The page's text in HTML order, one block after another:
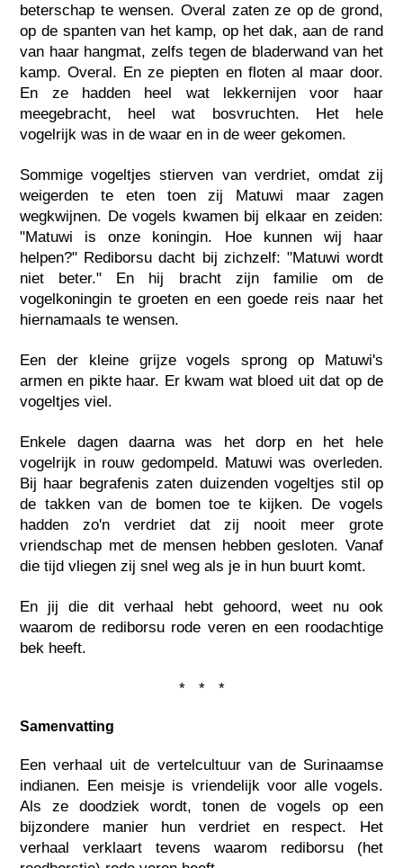
beterschap te wensen. Overal zaten ze op de grond,
op de spanten van het kamp, op het dak, aan de rand
van haar hangmat, zelfs tegen de bladerwand van het
kamp. Overal. En ze piepten en floten al maar door.
En ze hadden heel wat lekkernijen voor haar
meegebracht, heel wat bosvruchten. Het hele
vogelrijk was in de waar en in de weer gekomen.
Sommige vogeltjes stierven van verdriet, omdat zij
weigerden te eten toen zij Matuwi maar zagen
wegkwijnen. De vogels kwamen bij elkaar en zeiden:
"Matuwi is onze koningin. Hoe kunnen wij haar
helpen?" Rediborsu dacht bij zichzelf: "Matuwi wordt
niet beter." En hij bracht zijn familie om de
vogelkoningin te groeten en een goede reis naar het
hiernamaals te wensen.
Een der kleine grijze vogels sprong op Matuwi's
armen en pikte haar. Er kwam wat bloed uit dat op de
vogeltjes viel.
Enkele dagen daarna was het dorp en het hele
vogelrijk in rouw gedompeld. Matuwi was overleden.
Bij haar begrafenis zaten duizenden vogeltjes stil op
de takken van de bomen toe te kijken. De vogels
hadden zo'n verdriet dat zij nooit meer grote
vriendschap met de mensen hebben gesloten. Vanaf
die tijd vliegen zij snel weg als je in hun buurt komt.
En jij die dit verhaal hebt gehoord, weet nu ook
waarom de rediborsu rode veren en een roodachtige
bek heeft.
* * *
Samenvatting
Een verhaal uit de vertelcultuur van de Surinaamse
indianen. Een meisje is vriendelijk voor alle vogels.
Als ze doodziek wordt, tonen de vogels op een
bijzondere manier hun verdriet en respect. Het
verhaal verklaart tevens waarom rediborsu (het